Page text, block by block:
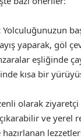
Yolculuğunuzun
yaparak, göl
eşliğinde
kısa bir
olarak
çıkarabilir ve yerel